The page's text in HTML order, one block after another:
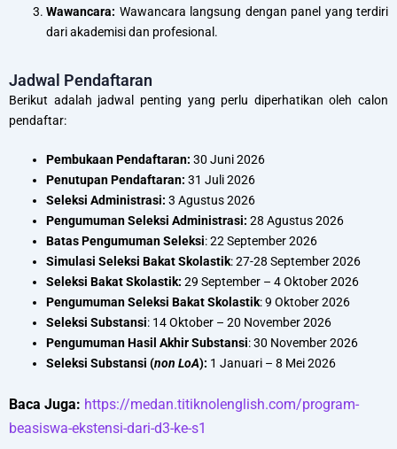
Wawancara: Wawancara langsung dengan panel yang terdiri
dari akademisi dan profesional.
Jadwal Pendaftaran
Berikut adalah jadwal penting yang perlu diperhatikan oleh calon
pendaftar:
Pembukaan Pendaftaran: 30 Juni 2026
Penutupan Pendaftaran: 31 Juli 2026
Seleksi Administrasi: 3 Agustus 2026
Pengumuman Seleksi Administrasi: 28 Agustus 2026
Batas Pengumuman Seleksi: 22 September 2026
Simulasi Seleksi Bakat Skolastik: 27-28 September 2026
Seleksi Bakat Skolastik: 29 September – 4 Oktober 2026
Pengumuman Seleksi Bakat Skolastik: 9 Oktober 2026
Seleksi Substansi: 14 Oktober – 20 November 2026
Pengumuman Hasil Akhir Substansi: 30 November 2026
Seleksi Substansi (non LoA): 1 Januari – 8 Mei 2026
Baca Juga: https://medan.titiknolenglish.com/program-
beasiswa-ekstensi-dari-d3-ke-s1